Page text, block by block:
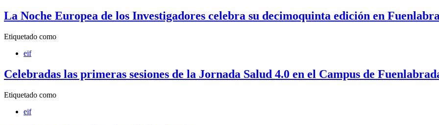
La Noche Europea de los Investigadores celebra su decimoquinta edición en
Etiquetado como
eif
Celebradas las primeras sesiones de la Jornada Salud 4.0 en el Campus de
Etiquetado como
eif